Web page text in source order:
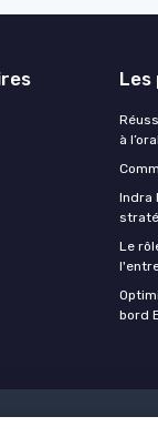
Les
à
Indra
Le
bord